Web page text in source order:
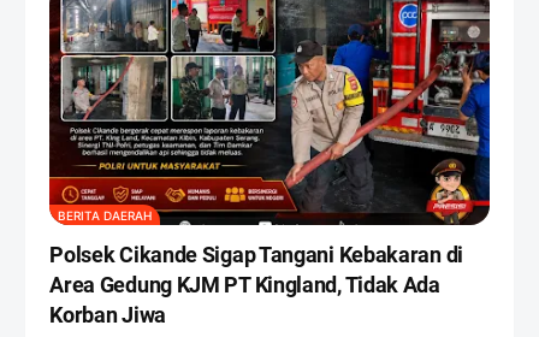
BERITA DAERAH
Polsek Cikande Sigap Tangani Kebakaran di
Area Gedung KJM PT Kingland, Tidak Ada
Korban Jiwa